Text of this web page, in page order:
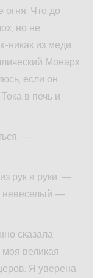
Что до
но не
никак из меди.
Монарх
если он
в печь и
—
рук в руки, —
невеселый —
сказала
великая
Я уверена,